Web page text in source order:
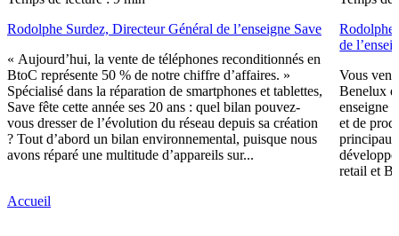
Rodolphe Surdez, Directeur Général de l’enseigne Save
« Aujourd’hui, la vente de téléphones reconditionnés en
BtoC représente 50 % de notre chiffre d’affaires. »
Spécialisé dans la réparation de smartphones et tablettes,
Save fête cette année ses 20 ans : quel bilan pouvez-
vous dresser de l’évolution du réseau depuis sa création
? Tout d’abord un bilan environnemental, puisque nous
avons réparé une multitude d’appareils sur...
Rodolphe
de
Vous
Benelux
enseigne
et de
retail et
Accueil